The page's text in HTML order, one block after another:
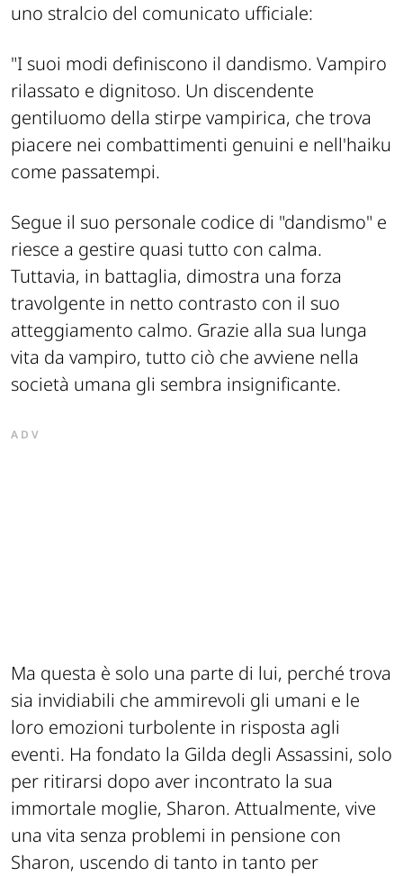
uno stralcio del comunicato ufficiale:
"I suoi modi definiscono il dandismo. Vampiro
rilassato e dignitoso. Un discendente
gentiluomo della stirpe vampirica, che trova
piacere nei combattimenti genuini e nell'haiku
come passatempi.
Segue il suo personale codice di "dandismo" e
riesce a gestire quasi tutto con calma.
Tuttavia, in battaglia, dimostra una forza
travolgente in netto contrasto con il suo
atteggiamento calmo. Grazie alla sua lunga
vita da vampiro, tutto ciò che avviene nella
società umana gli sembra insignificante.
ADV
Ma questa è solo una parte di lui, perché trova
sia invidiabili che ammirevoli gli umani e le
loro emozioni turbolente in risposta agli
eventi. Ha fondato la Gilda degli Assassini, solo
per ritirarsi dopo aver incontrato la sua
immortale moglie, Sharon. Attualmente, vive
una vita senza problemi in pensione con
Sharon, uscendo di tanto in tanto per